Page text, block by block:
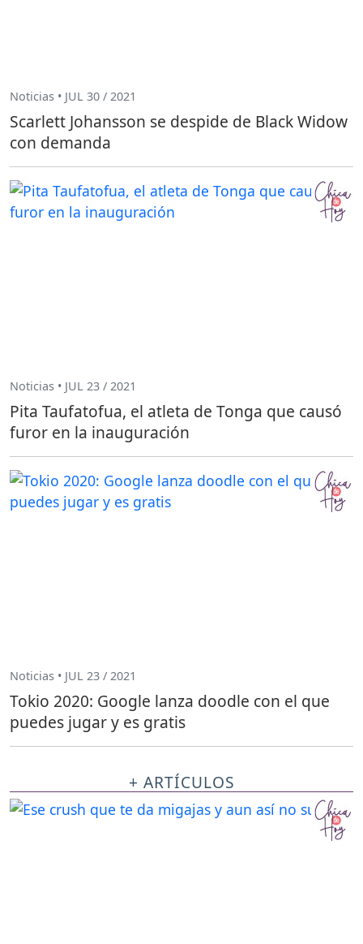
Noticias • JUL 30 / 2021
Scarlett Johansson se despide de Black Widow
con demanda
Noticias • JUL 23 / 2021
Pita Taufatofua, el atleta de Tonga que causó
furor en la inauguración
Noticias • JUL 23 / 2021
Tokio 2020: Google lanza doodle con el que
puedes jugar y es gratis
+ ARTÍCULOS